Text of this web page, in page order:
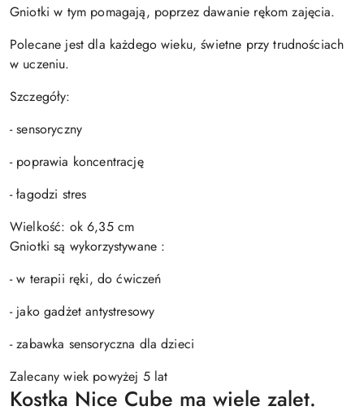
Gniotki w tym pomagają, poprzez dawanie rękom zajęcia.
Polecane jest dla każdego wieku, świetne przy trudnościach
w uczeniu.
Szczegóły:
- sensoryczny
- poprawia koncentrację
- łagodzi stres
Wielkość: ok 6,35 cm
Gniotki są wykorzystywane :
- w terapii ręki, do ćwiczeń
- jako gadżet antystresowy
- zabawka sensoryczna dla dzieci
Zalecany wiek powyżej 5 lat
Kostka Nice Cube ma wiele zalet.